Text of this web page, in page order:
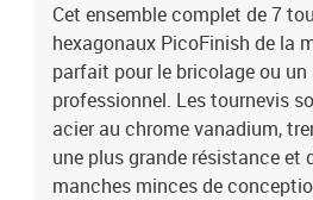
Cet ensemble complet de 7
hexagonaux PicoFinish de la
parfait pour le bricolage ou un
professionnel. Les tournevis
acier au chrome vanadium,
une plus grande résistance et
manches minces de